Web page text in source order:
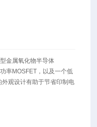
金属氧化物半导体
率MOSFET，以及一个低
观设计有助于节省印制电